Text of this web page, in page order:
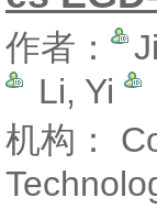
作者：
Li, Yi
机构：